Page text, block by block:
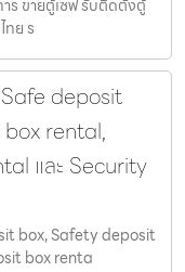
ร ขายตู้เซฟ รับติดตั้งตู้
ทย ร
deposit
rental,
และ Security
box, Safety deposit
box renta